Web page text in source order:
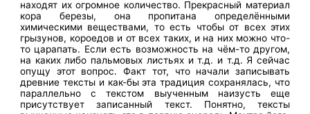
находят их огромное количество. Прекрасный материал
кора березы, она пропитана определёнными
химическими веществами, то есть чтобы от всех этих
грызунов, короедов и от всех таких, и на них можно что-
то царапать. Если есть возможность на чём-то другом,
на каких либо пальмовых листьях и т.д. и т.д. Я сейчас
опущу этот вопрос. Факт тот, что начали записывать
древние тексты и как-бы эта традиция сохранялась, что
параллельно с текстом выученным наизусть еще
присутствует записанный текст. Понятно, тексты